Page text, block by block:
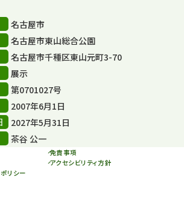
名古屋市
名古屋市東山総合公園
名古屋市千種区東山元町3-70
展示
第0701027号
2007年6月1日
2027年5月31日
茶谷 公一
免責事項
アクセシビリティ方針
リシー